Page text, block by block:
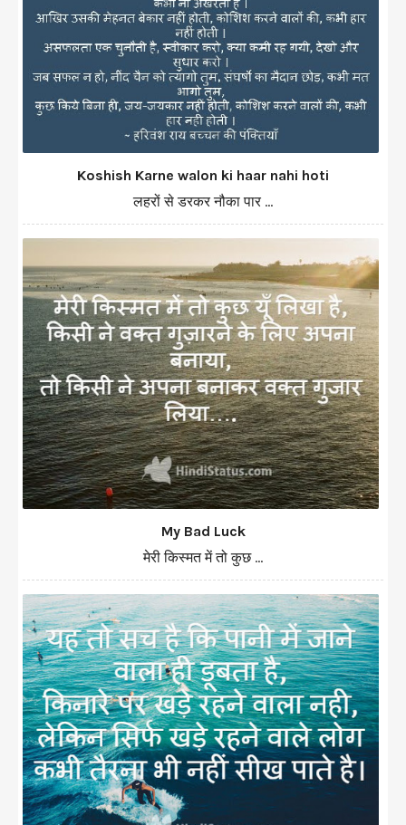
Koshish Karne walon ki haar nahi hoti
लहरों से डरकर नौका पार ...
My Bad Luck
मेरी किस्मत में तो कुछ ...